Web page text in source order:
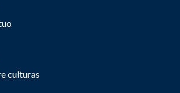
culturas